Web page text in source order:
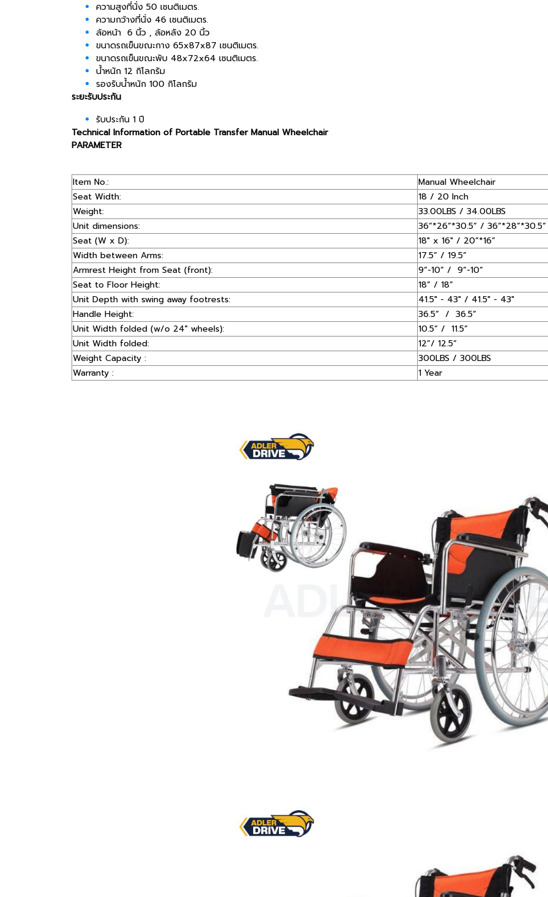
ความสูงที่นั่ง 50 เซนติเมตร.
ความกว้างที่นั่ง 46 เซนติเมตร.
ล้อหน้า 6 นิ้ว , ล้อหลัง 20 นิ้ว
ขนาดรถเข็นขณะกาง 65x87x87 เซนติเมตร.
ขนาดรถเข็นขณะพับ 48x72x64 เซนติเมตร.
น้ำหนัก 12 กิโลกรัม
รองรับน้ำหนัก 100 กิโลกรัม
ระยะรับประกัน
รับประกัน 1 ปี
Technical Information of Portable Transfer Manual Wheelchair
PARAMETER
Item No.:
Manual Wheelchair
Seat Width:
18 / 20 Inch
Weight:
33.00LBS / 34.00LBS
Unit dimensions:
36”*26”*30.5” / 36”*28”*30.5”
Seat (W x D):
18" x 16" / 20”*16”
Width between Arms:
17.5” / 19.5”
Armrest Height from Seat (front):
9”-10” / 9”-10”
Seat to Floor Height:
18” / 18”
Unit Depth with swing away footrests:
41.5" - 43" / 41.5" - 43"
Handle Height:
36.5” / 36.5”
Unit Width folded (w/o 24" wheels):
10.5” / 11.5”
Unit Width folded:
12”/ 12.5”
Weight Capacity :
300LBS / 300LBS
Warranty :
1 Year